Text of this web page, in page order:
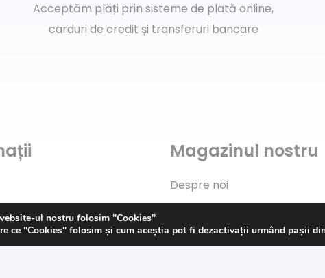
Acceptăm plăți prin sisteme de plată online,
carduri de credit și transferuri bancare
Magazinul nostru
Despre noi
Politica de „Cookies”
ul nostru folosim "Cookies"
ce "Cookies" folosim și cum aceștia pot fi dezactivații urmând pașii